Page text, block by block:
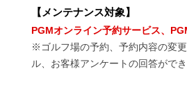
【メンテナンス対象】
PGMオンライン予約サービス、
※ゴルフ場の予約、予約内容の変
ル、お客様アンケートの回答ができ